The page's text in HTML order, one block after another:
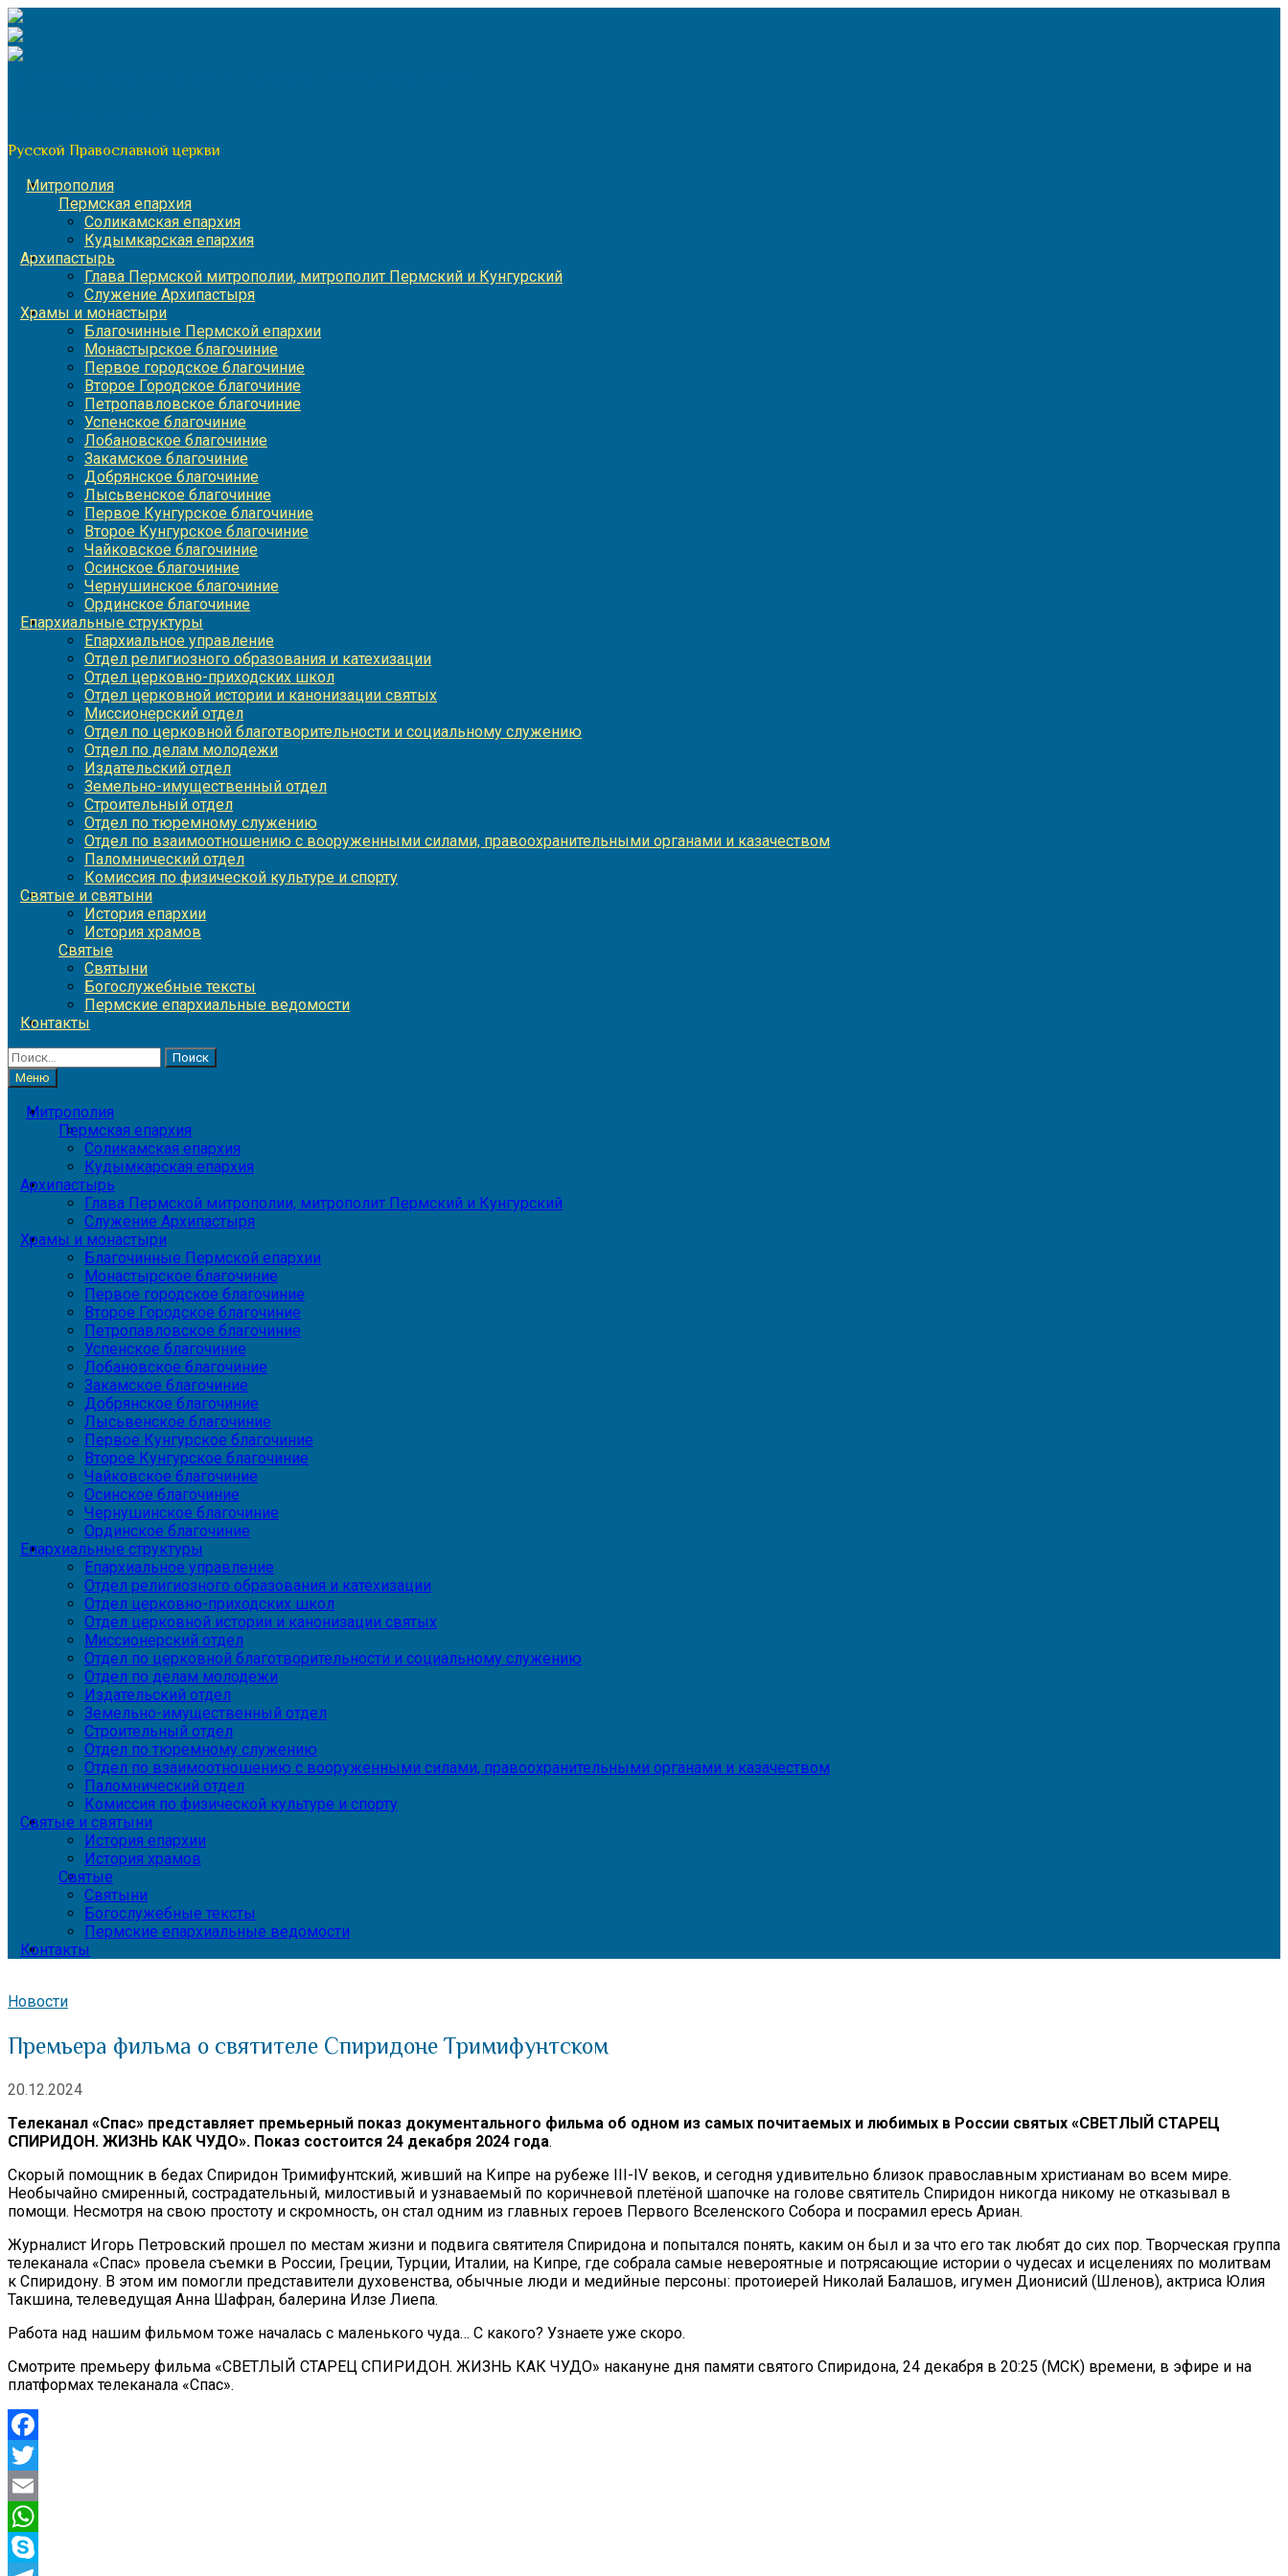
Перейти
к
содержимому
Русской Православной церкви
Митрополия
Пермская епархия
Соликамская епархия
Кудымкарская епархия
Архипастырь
Глава Пермской митрополии, митрополит Пермский и Кунгурский
Служение Архипастыря
Храмы и монастыри
Благочинные Пермской епархии
Монастырское благочиние
Первое городское благочиние
Второе Городское благочиние
Петропавловское благочиние
Успенское благочиние
Лобановское благочиние
Закамское благочиние
Добрянское благочиние
Лысьвенское благочиние
Первое Кунгурское благочиние
Второе Кунгурское благочиние
Чайковское благочиние
Осинское благочиние
Чернушинское благочиние
Ординское благочиние
Епархиальные структуры
Епархиальное управление
Отдел религиозного образования и катехизации
Отдел церковно-приходских школ
Отдел церковной истории и канонизации святых
Миссионерский отдел
Отдел по церковной благотворительности и социальному служению
Отдел по делам молодежи
Издательский отдел
Земельно-имущественный отдел
Строительный отдел
Отдел по тюремному служению
Отдел по взаимоотношению с вооруженными силами, правоохранительными органами и казачеством
Паломнический отдел
Комиссия по физической культуре и спорту
Святые и святыни
История епархии
История храмов
Святые
Святыни
Богослужебные тексты
Пермские епархиальные ведомости
Контакты
Найти:
Меню
Митрополия
Пермская епархия
Соликамская епархия
Кудымкарская епархия
Архипастырь
Глава Пермской митрополии, митрополит Пермский и Кунгурский
Служение Архипастыря
Храмы и монастыри
Благочинные Пермской епархии
Монастырское благочиние
Первое городское благочиние
Второе Городское благочиние
Петропавловское благочиние
Успенское благочиние
Лобановское благочиние
Закамское благочиние
Добрянское благочиние
Лысьвенское благочиние
Первое Кунгурское благочиние
Второе Кунгурское благочиние
Чайковское благочиние
Осинское благочиние
Чернушинское благочиние
Ординское благочиние
Епархиальные структуры
Епархиальное управление
Отдел религиозного образования и катехизации
Отдел церковно-приходских школ
Отдел церковной истории и канонизации святых
Миссионерский отдел
Отдел по церковной благотворительности и социальному служению
Отдел по делам молодежи
Издательский отдел
Земельно-имущественный отдел
Строительный отдел
Отдел по тюремному служению
Отдел по взаимоотношению с вооруженными силами, правоохранительными органами и казачеством
Паломнический отдел
Комиссия по физической культуре и спорту
Святые и святыни
История епархии
История храмов
Святые
Святыни
Богослужебные тексты
Пермские епархиальные ведомости
Контакты
Новости
Премьера фильма о святителе Спиридоне Тримифунтском
20.12.2024
Телеканал «Спас» представляет премьерный показ документального фильма об одном из самых почитаемых и любимых в России святых «СВЕТЛЫЙ СТАРЕЦ
СПИРИДОН. ЖИЗНЬ КАК ЧУДО». Показ состоится 24 декабря 2024 года.
Скорый помощник в бедах Спиридон Тримифунтский, живший на Кипре на рубеже III-IV веков, и сегодня удивительно близок православным христианам во всем мире.
Необычайно смиренный, сострадательный, милостивый и узнаваемый по коричневой плетёной шапочке на голове святитель Спиридон никогда никому не отказывал в
помощи. Несмотря на свою простоту и скромность, он стал одним из главных героев Первого Вселенского Собора и посрамил ересь Ариан.
Журналист Игорь Петровский прошел по местам жизни и подвига святителя Спиридона и попытался понять, каким он был и за что его так любят до сих пор. Творческая группа
телеканала «Спас» провела съемки в России, Греции, Турции, Италии, на Кипре, где собрала самые невероятные и потрясающие истории о чудесах и исцелениях по молитвам
к Спиридону. В этом им помогли представители духовенства, обычные люди и медийные персоны: протоиерей Николай Балашов, игумен Дионисий (Шленов), актриса Юлия
Такшина, телеведущая Анна Шафран, балерина Илзе Лиепа.
Работа над нашим фильмом тоже началась с маленького чуда… С какого? Узнаете уже скоро.
Смотрите премьеру фильма «СВЕТЛЫЙ СТАРЕЦ СПИРИДОН. ЖИЗНЬ КАК ЧУДО» накануне дня памяти святого Спиридона, 24 декабря в 20:25 (МСК) времени, в эфире и на
платформах телеканала «Спас».
Facebook
Twitter
Email
WhatsApp